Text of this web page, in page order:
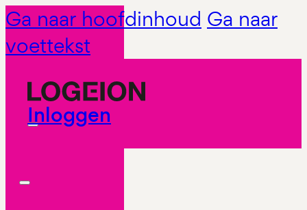
Ga naar hoofdinhoud Ga naar
voettekst
Inloggen